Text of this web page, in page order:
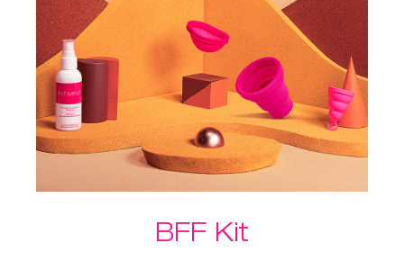
BFF Kit